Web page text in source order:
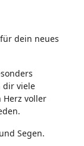
dein neues
dir viele
Herz voller
Segen.